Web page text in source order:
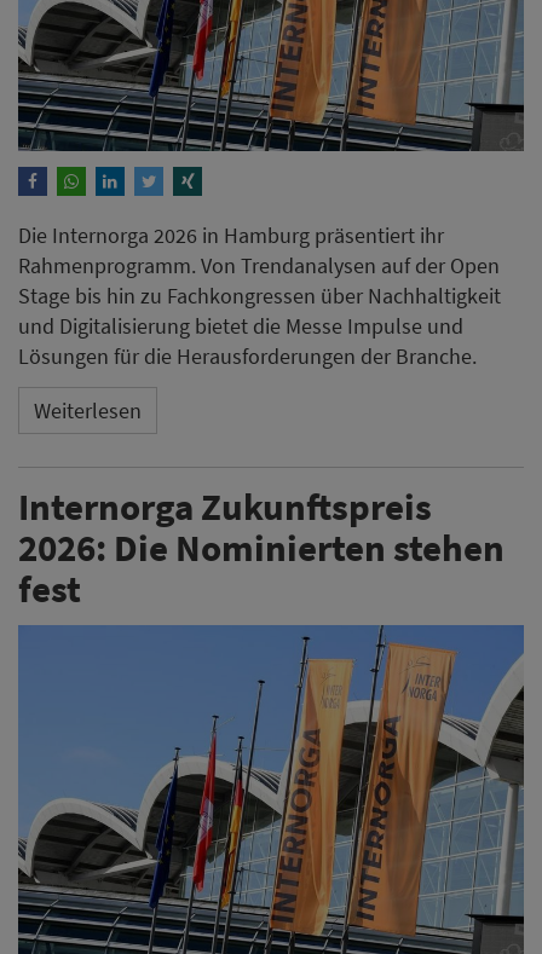
Die Internorga 2026 in Hamburg präsentiert ihr
Rahmenprogramm. Von Trendanalysen auf der Open
Stage bis hin zu Fachkongressen über Nachhaltigkeit
und Digitalisierung bietet die Messe Impulse und
Lösungen für die Herausforderungen der Branche.
Weiterlesen
Internorga Zukunftspreis
2026: Die Nominierten stehen
fest